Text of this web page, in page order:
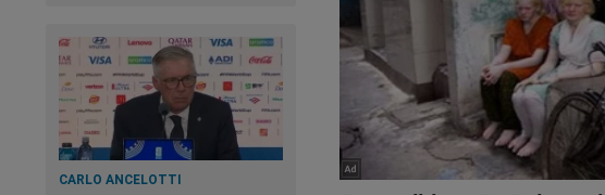
CARLO ANCELOTTI
Veja o vídeo: